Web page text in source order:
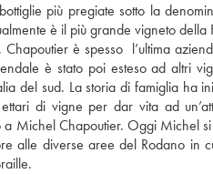
più pregiate sotto la
è il più grande vigneto della
è spesso  l’ultima
è stato poi esteso ad altri
del sud. La storia di famiglia ha
di vigne per dar vita ad
a Michel Chapoutier. Oggi Michel
alle diverse aree del Rodano in